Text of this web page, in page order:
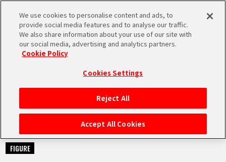
MEN
HOME
NEWS
NEWS
2023.05.29
FIGURE
We use cookies to personalise content and ads, to
provide social media features and to analyse our traffic.
We also share information about your use of our site with
our social media, advertising and analytics partners.
Cookie Policy
Cookies Settings
Reject All
Accept All Cookies